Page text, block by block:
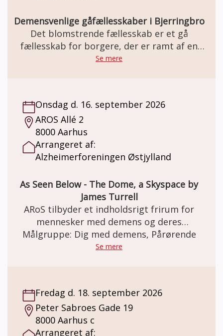
Demensvenlige gåfællesskaber i Bjerringbro
Det blomstrende fællesskab er et gå
fællesskab for borgere, der er ramt af en
demens sygdom, og deres
Se mere
Onsdag d. 16. september 2026
AROS Allé 2
8000 Aarhus
Arrangeret af:
Alzheimerforeningen Østjylland
As Seen Below - The Dome, a Skyspace by
James Turrell
ARoS tilbyder et indholdsrigt frirum for
mennesker med demens og deres
pårørende, når vi rundviser og har samtale
om en aktuel udstilling. En rundvisning i en
refleksioner, som kunsten vækker. Der vil
være ro og tid til fælles introduktion, kaffe
og samtaler i et privat rum både før og
Målgruppe: Dig med demens, Pårørende
Se mere
Fredag d. 18. september 2026
Peter Sabroes Gade 19
8000 Aarhus c
Arrangeret af: